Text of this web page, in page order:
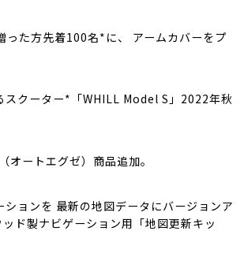
った方先着100名*に、​ アームカバーをプ
スクーター*「WHILL Model S」2022年秋
オートエグゼ）商品追加。
ションを 最新の地図データにバージョンア
ド製ナビゲーション用「地図更新キッ